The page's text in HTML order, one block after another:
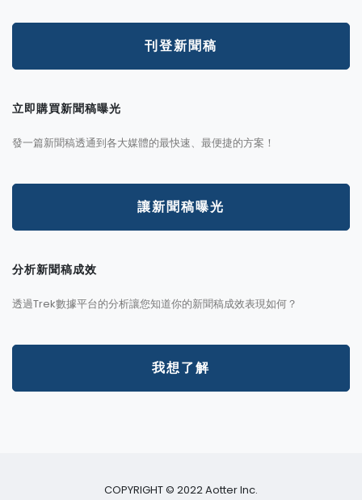
刊登新聞稿
立即購買新聞稿曝光
發一篇新聞稿透通到各大媒體的最快速、最便捷的方案！
讓新聞稿曝光
分析新聞稿成效
透過Trek數據平台的分析讓您知道你的新聞稿成效表現如何？
我想了解
COPYRIGHT © 2022 Aotter Inc.